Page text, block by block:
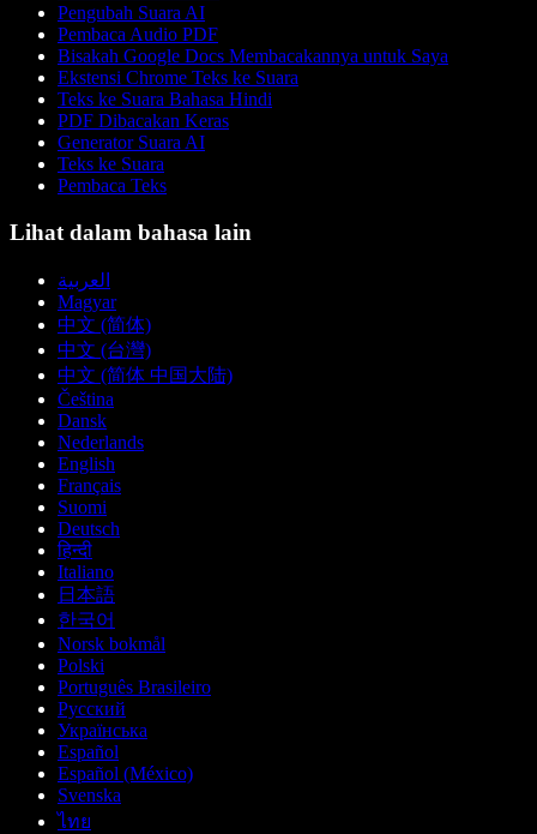
Pengubah Suara AI
Pembaca Audio PDF
Bisakah Google Docs Membacakannya untuk Saya
Ekstensi Chrome Teks ke Suara
Teks ke Suara Bahasa Hindi
PDF Dibacakan Keras
Generator Suara AI
Teks ke Suara
Pembaca Teks
Lihat dalam bahasa lain
العربية
Magyar
中文 (简体)
中文 (台灣)
中文 (简体 中国大陆)
Čeština
Dansk
Nederlands
English
Français
Suomi
Deutsch
हिन्दी
Italiano
日本語
한국어
Norsk bokmål
Polski
Português Brasileiro
Русский
Українська
Español
Español (México)
Svenska
ไทย